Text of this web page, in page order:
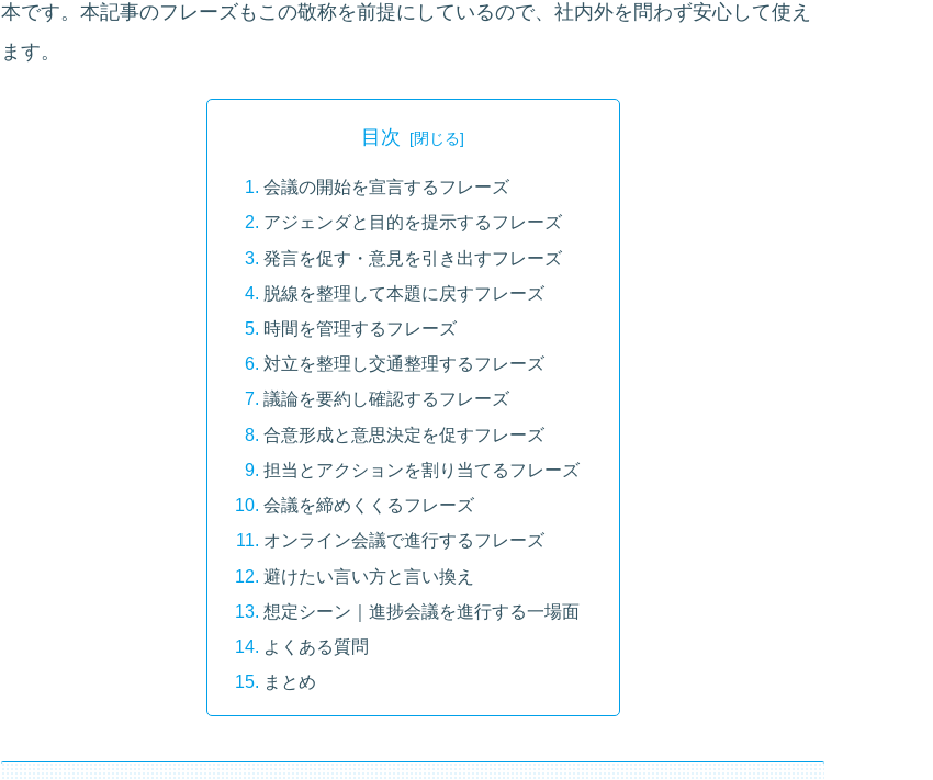
本です。本記事のフレーズもこの敬称を前提にしているので、社内外を問わず安心して使え
ます。
目次
会議の開始を宣言するフレーズ
アジェンダと目的を提示するフレーズ
発言を促す・意見を引き出すフレーズ
脱線を整理して本題に戻すフレーズ
時間を管理するフレーズ
対立を整理し交通整理するフレーズ
議論を要約し確認するフレーズ
合意形成と意思決定を促すフレーズ
担当とアクションを割り当てるフレーズ
会議を締めくくるフレーズ
オンライン会議で進行するフレーズ
避けたい言い方と言い換え
想定シーン｜進捗会議を進行する一場面
よくある質問
まとめ